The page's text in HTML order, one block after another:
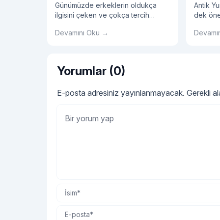
Günümüzde erkeklerin oldukça
ilgisini çeken ve çokça tercih
aksesuar listesinde bir numara
olarak alınan kehribar tesbih
gerçekten orijinal kehribar tesbih
anlayabiliriz.
Devamını Oku →
Antik
dek
Yorumlar (0)
E-posta adresiniz yayınlanmayacak. Gerekli